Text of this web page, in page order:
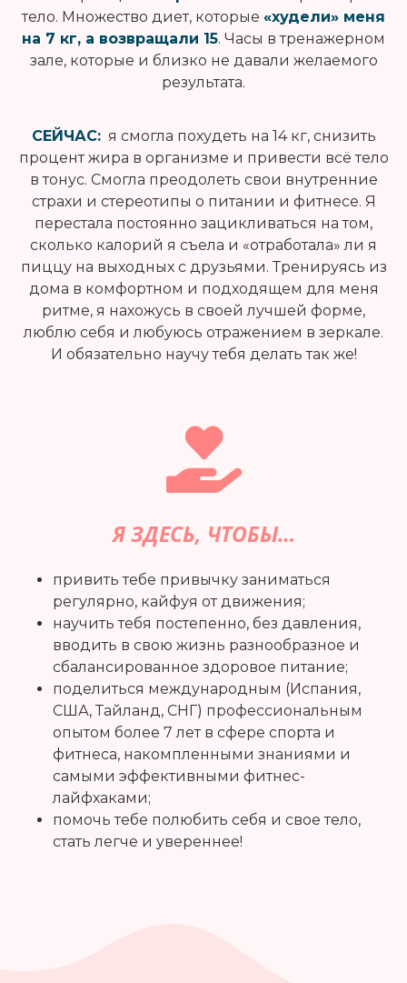
тело. Множество диет, которые «худели» меня
на 7 кг, а возвращали 15. Часы в тренажерном
зале, которые и близко не давали желаемого
результата.
СЕЙЧАС:я смогла похудеть на 14 кг, снизить
процент жира в организме и привести всё тело
в тонус. Смогла преодолеть свои внутренние
страхи и стереотипы о питании и фитнесе. Я
перестала постоянно зацикливаться на том,
сколько калорий я съела и «отработала» ли я
пиццу на выходных с друзьями. Тренируясь из
дома в комфортном и подходящем для меня
ритме, я нахожусь в своей лучшей форме,
люблю себя и любуюсь отражением в зеркале.
И обязательно научу тебя делать так же!
Я ЗДЕСЬ, ЧТОБЫ…
привить тебе привычку заниматься
регулярно, кайфуя от движения;
научить тебя постепенно, без давления,
вводить в свою жизнь разнообразное и
сбалансированное здоровое питание;
поделиться международным (Испания,
США, Тайланд, СНГ) профессиональным
опытом более 7 лет в сфере спорта и
фитнеса, накомпленными знаниями и
самыми эффективными фитнес-
лайфхаками;
помочь тебе полюбить себя и свое тело,
стать легче и увереннее!